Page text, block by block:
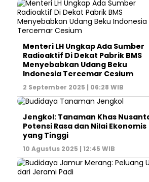
Menteri LH Ungkap Ada Sumber
Radioaktif Di Dekat Pabrik BMS
Menyebabkan Udang Beku
Indonesia Tercemar Cesium
2 September 2025 | 06:28 WIB
Jengkol: Tanaman Khas
Potensi Rasa dan Nilai Ekonomis
yang Tinggi
10 Agustus 2025 | 12:45 WIB